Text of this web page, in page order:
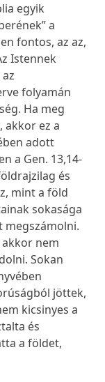
egyik
a
fontos, az az,
Istennek
folyamán
Ha meg
akkor ez a
adott
a Gen. 13,14-
és
mint a föld
sokasága
megszámolni.
nem
Sokan
jöttek,
kicsinyes a
és
a földet,